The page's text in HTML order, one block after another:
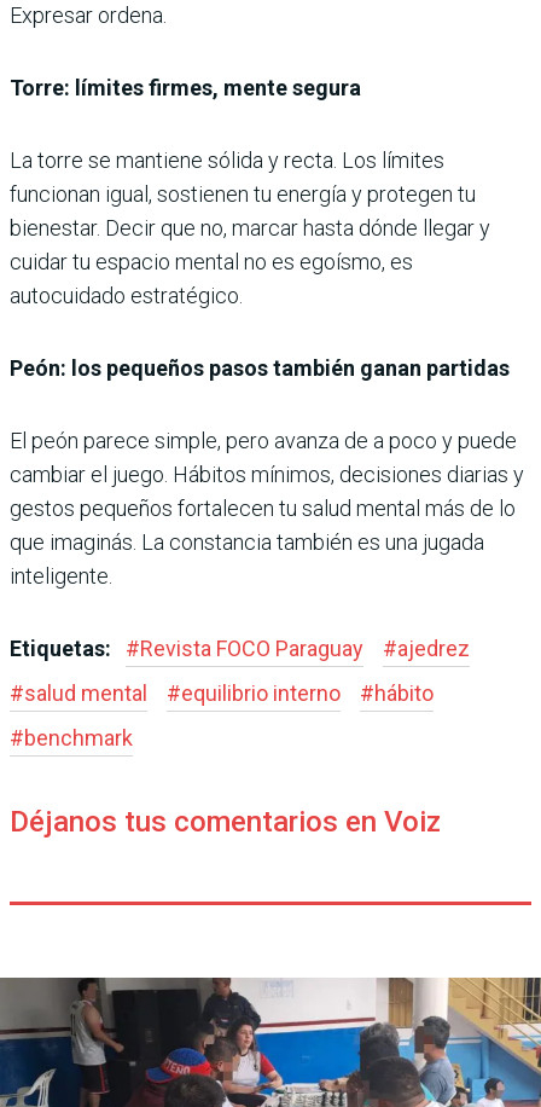
Expresar ordena.
Torre: límites firmes, mente segura
La torre se mantiene sólida y recta. Los límites
funcionan igual, sostienen tu energía y protegen tu
bienestar. Decir que no, marcar hasta dónde llegar y
cuidar tu espacio mental no es egoísmo, es
autocuidado estratégico.
Peón: los pequeños pasos también ganan partidas
El peón parece simple, pero avanza de a poco y puede
cambiar el juego. Hábitos mínimos, decisiones diarias y
gestos pequeños fortalecen tu salud mental más de lo
que imaginás. La constancia también es una jugada
inteligente.
Etiquetas: #Revista FOCO Paraguay #ajedrez
#salud mental #equilibrio interno #hábito
#benchmark
Déjanos tus comentarios en Voiz